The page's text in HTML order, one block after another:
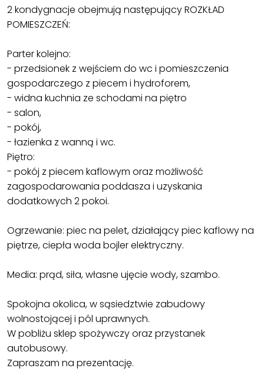
2 kondygnacje obejmują następujący ROZKŁAD
POMIESZCZEŃ:
Parter kolejno:
- przedsionek z wejściem do wc i pomieszczenia
gospodarczego z piecem i hydroforem,
- widna kuchnia ze schodami na piętro
- salon,
- pokój,
- łazienka z wanną i wc.
Piętro:
- pokój z piecem kaflowym oraz możliwość
zagospodarowania poddasza i uzyskania
dodatkowych 2 pokoi.
Ogrzewanie: piec na pelet, działający piec kaflowy na
piętrze, ciepła woda bojler elektryczny.
Media: prąd, siła, własne ujęcie wody, szambo.
Spokojna okolica, w sąsiedztwie zabudowy
wolnostojącej i pól uprawnych.
W pobliżu sklep spożywczy oraz przystanek
autobusowy.
Zapraszam na prezentację.